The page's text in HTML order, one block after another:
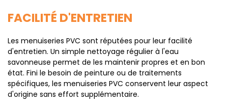
FACILITÉ D'ENTRETIEN
Les menuiseries PVC sont réputées pour leur facilité
d'entretien. Un simple nettoyage régulier à l'eau
savonneuse permet de les maintenir propres et en bon
état. Fini le besoin de peinture ou de traitements
spécifiques, les menuiseries PVC conservent leur aspect
d'origine sans effort supplémentaire.